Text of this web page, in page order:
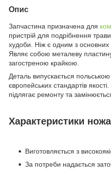
Опис
Запчастина призначена для
пристрій для подрібнення
худоби. Ніж є одним з основних
Являє собою металеву
загостреною крайкою.
Деталь випускається
європейських стандартів
підлягає ремонту та
Характеристики ножа
Виготовляється з
За потреби надається